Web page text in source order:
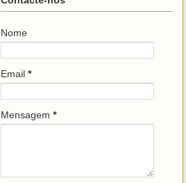
Nome
Email *
Mensagem *